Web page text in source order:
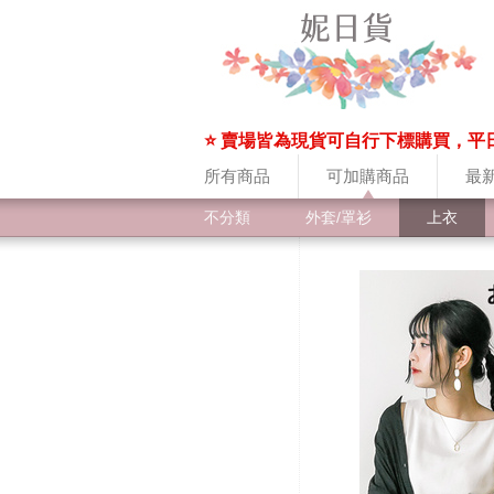
所有商品 可加購商品 最
⭐ 賣場皆為現貨可自行下標購買，平
不分類 外套/罩衫 上衣